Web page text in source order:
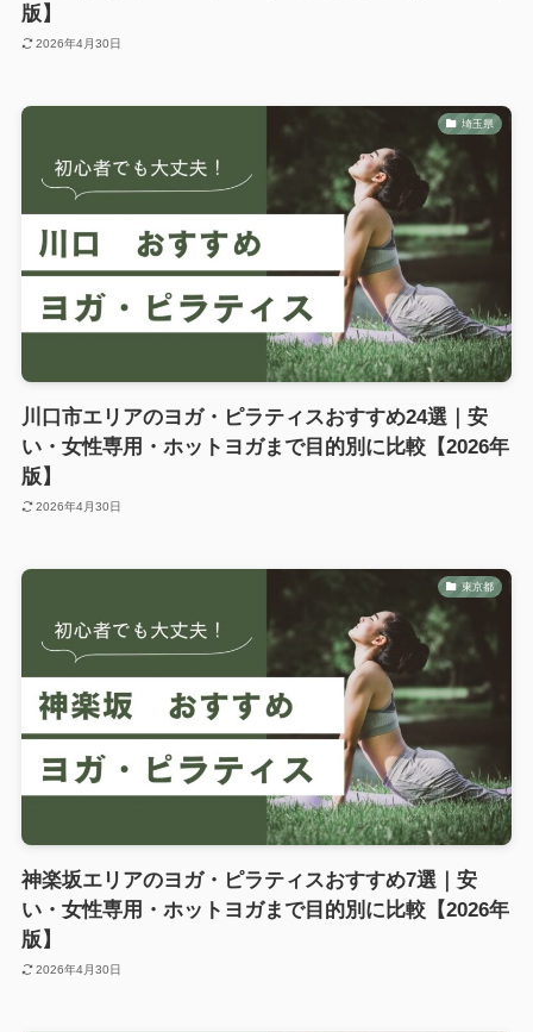
版】
2026年4月30日
埼玉県
川口市エリアのヨガ・ピラティスおすすめ24選｜安
い・女性専用・ホットヨガまで目的別に比較【2026年
版】
2026年4月30日
東京都
神楽坂エリアのヨガ・ピラティスおすすめ7選｜安
い・女性専用・ホットヨガまで目的別に比較【2026年
版】
2026年4月30日